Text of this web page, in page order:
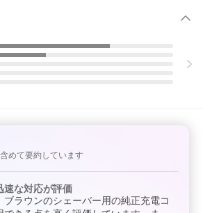
めて要約しています
速な対応が評価
ブラウンのシェーバー用の純正充電コ